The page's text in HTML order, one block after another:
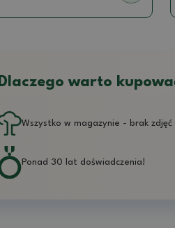
Dlaczego warto
Wszystko w magazynie - brak zdjęć
Ponad 30 lat doświadczenia!